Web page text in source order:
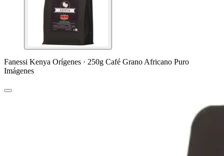
Fanessi Kenya Orígenes · 250g Café Grano Africano Puro
Imágenes